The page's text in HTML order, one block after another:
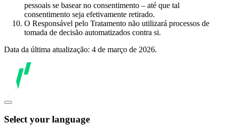
pessoais se basear no consentimento – até que tal
consentimento seja efetivamente retirado.
O Responsável pelo Tratamento não utilizará processos de
tomada de decisão automatizados contra si.
Data da última atualização: 4 de março de 2026.
Select your language